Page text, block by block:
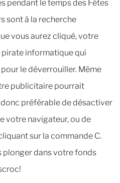
pendant le temps des Fêtes
sont à la recherche
vous aurez cliqué, votre
pirate informatique qui
le déverrouiller. Même
publicitaire pourrait
préférable de désactiver
votre navigateur, ou de
sur la commande C.
plonger dans votre fonds